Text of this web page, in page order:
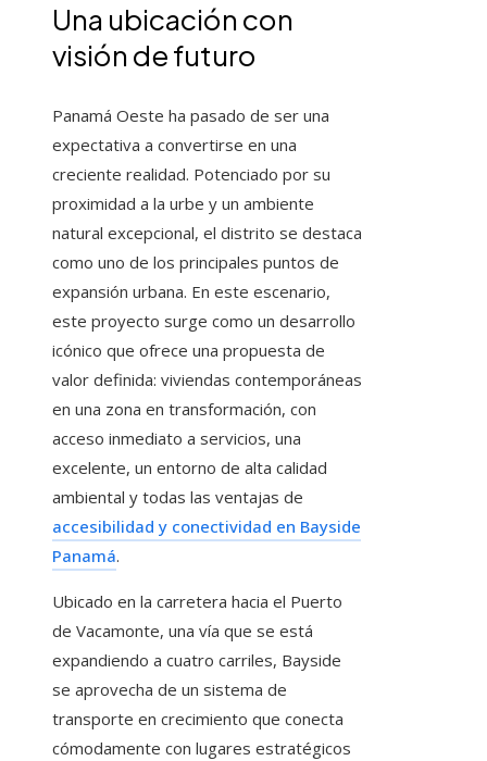
Una ubicación con
visión de futuro
Panamá Oeste ha pasado de ser una
expectativa a convertirse en una
creciente realidad. Potenciado por su
proximidad a la urbe y un ambiente
natural excepcional, el distrito se destaca
como uno de los principales puntos de
expansión urbana. En este escenario,
este proyecto surge como un desarrollo
icónico que ofrece una propuesta de
valor definida: viviendas contemporáneas
en una zona en transformación, con
acceso inmediato a servicios, una
excelente, un entorno de alta calidad
ambiental y todas las ventajas de
accesibilidad y conectividad en Bayside
Panamá.
Ubicado en la carretera hacia el Puerto
de Vacamonte, una vía que se está
expandiendo a cuatro carriles, Bayside
se aprovecha de un sistema de
transporte en crecimiento que conecta
cómodamente con lugares estratégicos